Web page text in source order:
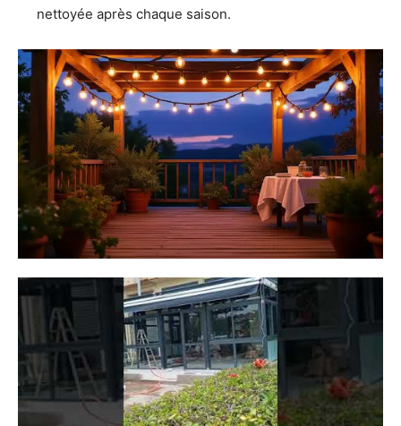
nettoyée après chaque saison.